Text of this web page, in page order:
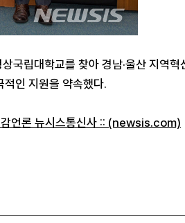
국립대학교를 찾아 경남·울산 지
인 지원을 약속했다.
감언론 뉴시스통신사 :: (newsis.com)